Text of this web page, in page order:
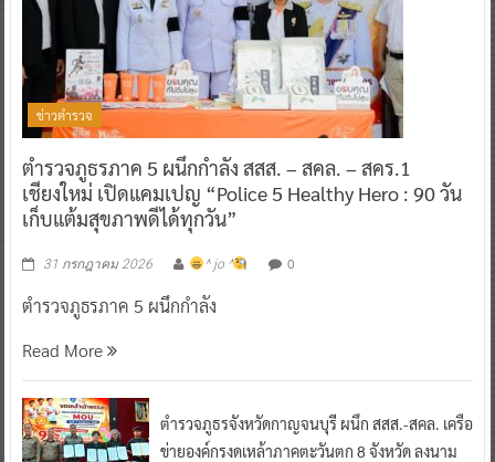
ข่าวตำรวจ
ตำรวจภูธรภาค 5 ผนึกกำลัง สสส. – สคล. – สคร.1
เชียงใหม่ เปิดแคมเปญ “Police 5 Healthy Hero : 90 วัน
เก็บแต้มสุขภาพดีได้ทุกวัน”
31 กรกฎาคม 2026 ^ jo ^ 0
ตำรวจภูธรภาค 5 ผนึกกำลัง
Read More
ตำรวจภูธรจังหวัดกาญจนบุรี ผนึก สสส.-สคล. เครือ
ข่ายองค์กรงดเหล้าภาคตะวันตก 8 จังหวัด ลงนาม